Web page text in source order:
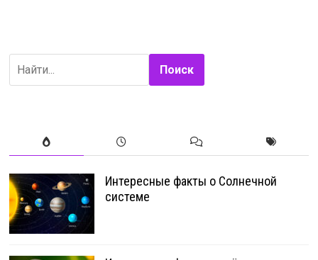
Поиск
Интересные факты о Солнечной
системе